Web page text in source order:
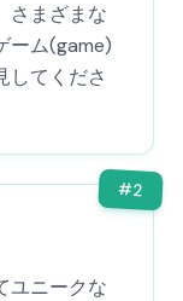
さまざまな
ーム(game)
してくださ
#2
ユニークな